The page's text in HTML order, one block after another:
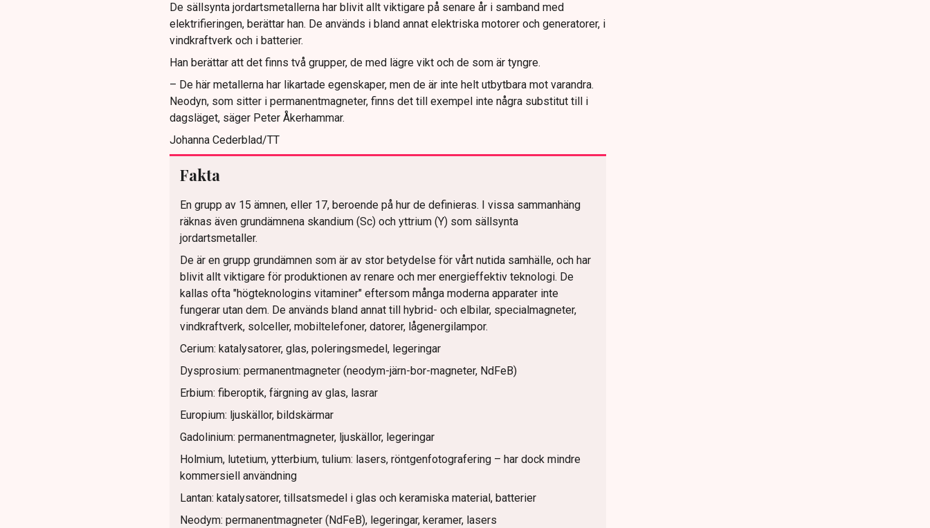
De sällsynta jordartsmetallerna har blivit allt viktigare på senare år i samband med
elektrifieringen, berättar han. De används i bland annat elektriska motorer och generatorer, i
vindkraftverk och i batterier.
Han berättar att det finns två grupper, de med lägre vikt och de som är tyngre.
– De här metallerna har likartade egenskaper, men de är inte helt utbytbara mot varandra.
Neodyn, som sitter i permanentmagneter, finns det till exempel inte några substitut till i
dagsläget, säger Peter Åkerhammar.
Johanna Cederblad/TT
Fakta
En grupp av 15 ämnen, eller 17, beroende på hur de definieras. I vissa sammanhäng
räknas även grundämnena skandium (Sc) och yttrium (Y) som sällsynta
jordartsmetaller.
De är en grupp grundämnen som är av stor betydelse för vårt nutida samhälle, och har
blivit allt viktigare för produktionen av renare och mer energieffektiv teknologi. De
kallas ofta "högteknologins vitaminer" eftersom många moderna apparater inte
fungerar utan dem. De används bland annat till hybrid- och elbilar, specialmagneter,
vindkraftverk, solceller, mobiltelefoner, datorer, lågenergilampor.
Cerium: katalysatorer, glas, poleringsmedel, legeringar
Dysprosium: permanentmagneter (neodym-järn-bor-magneter, NdFeB)
Erbium: fiberoptik, färgning av glas, lasrar
Europium: ljuskällor, bildskärmar
Gadolinium: permanentmagneter, ljuskällor, legeringar
Holmium, lutetium, ytterbium, tulium: lasers, röntgenfotografering – har dock mindre
kommersiell användning
Lantan: katalysatorer, tillsatsmedel i glas och keramiska material, batterier
Neodym: permanentmagneter (NdFeB), legeringar, keramer, lasers